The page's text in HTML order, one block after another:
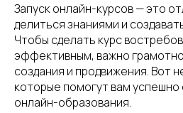
Запуск онлайн-курсов — это
делиться знаниями и
Чтобы сделать курс
эффективным, важно
создания и продвижения. Вот
которые помогут вам
онлайн-образования.